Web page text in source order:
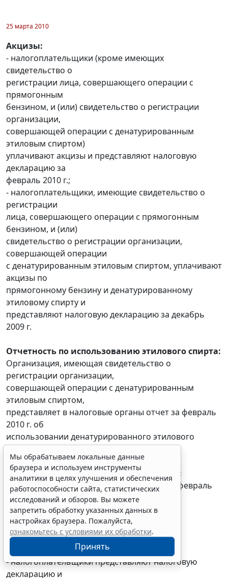
25 марта 2010
Акцизы:
- налогоплательщики (кроме имеющих
свидетельство о
регистрации лица, совершающего операции с
прямогонным
бензином, и (или) свидетельство о регистрации
организации,
совершающей операции с денатурированным
этиловым спиртом)
уплачивают акцизы и представляют налоговую
декларацию за
февраль 2010 г.;
- налогоплательщики, имеющие свидетельство о
регистрации
лица, совершающего операции с прямогонным
бензином, и (или)
свидетельство о регистрации организации,
совершающей операции
с денатурированным этиловым спиртом, уплачивают
акцизы по
прямогонному бензину и денатурированному
этиловому спирту и
представляют налоговую декларацию за декабрь
2009 г.
Отчетность по использованию этилового спирта:
Организация, имеющая свидетельство о
регистрации организации,
совершающей операции с денатурированным
этиловым спиртом,
представляет в налоговые органы отчет за февраль
2010 г. об
использовании денатурированного этилового
спирта
Налог на добычу полезных ископаемых:
Налогоплательщики уплачивают налог за февраль
2010 г.
29 марта 2010
Налог на прибыль организаций:
- налогоплательщики представляют налоговую
декларацию и
Мы обрабатываем локальные данные
браузера и используем инструменты
аналитики в целях улучшения и обеспечения
работоспособности сайта, статистических
исследований и обзоров. Вы можете
запретить обработку указанных данных в
настройках браузера. Пожалуйста,
ознакомьтесь с условиями их обработки.
Принять